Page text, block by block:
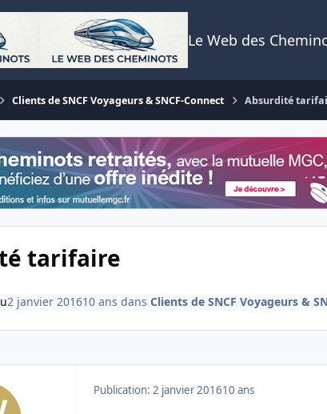
Le Web des
Clients de SNCF Voyageurs & SNCF-Connect Absurdité
tarifaire
2 janvier 201610 ans dans Clients de SNCF Voyageurs &
Publication: 2 janvier 201610 ans